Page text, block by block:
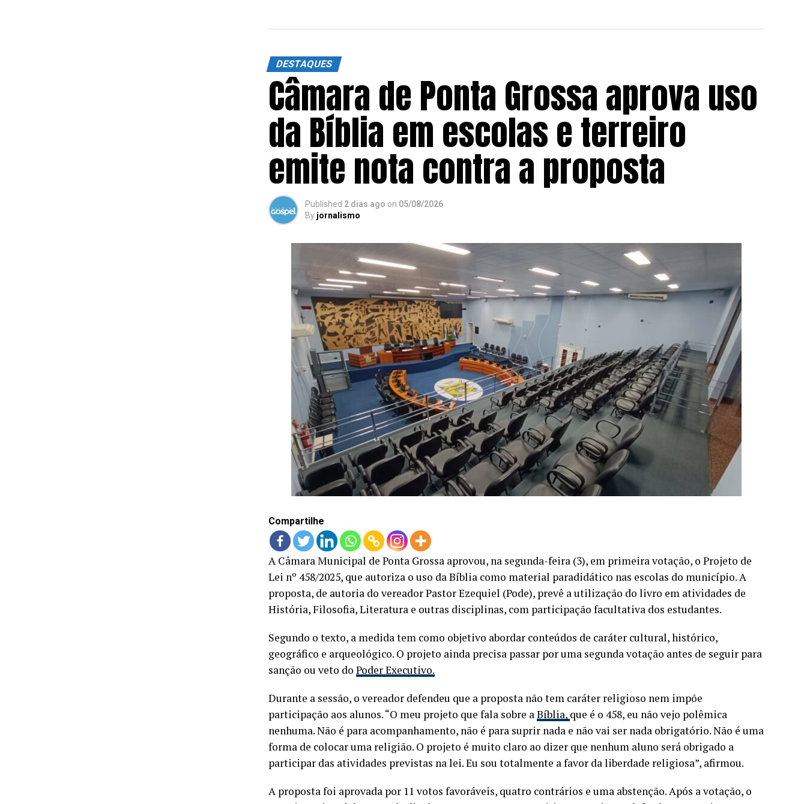
DESTAQUES
Câmara de Ponta Grossa aprova uso
da Bíblia em escolas e terreiro
emite nota contra a proposta
Published 2 dias ago on 05/08/2026
By jornalismo
Compartilhe
A Câmara Municipal de Ponta Grossa aprovou, na segunda-feira (3), em primeira votação, o Projeto de
Lei nº 458/2025, que autoriza o uso da Bíblia como material paradidático nas escolas do município. A
proposta, de autoria do vereador Pastor Ezequiel (Pode), prevê a utilização do livro em atividades de
História, Filosofia, Literatura e outras disciplinas, com participação facultativa dos estudantes.
Segundo o texto, a medida tem como objetivo abordar conteúdos de caráter cultural, histórico,
geográfico e arqueológico. O projeto ainda precisa passar por uma segunda votação antes de seguir para
sanção ou veto do Poder Executivo.
Durante a sessão, o vereador defendeu que a proposta não tem caráter religioso nem impõe
participação aos alunos. “O meu projeto que fala sobre aBíblia, que é o 458, eu não vejo polêmica
nenhuma. Não é para acompanhamento, não é para suprir nada e não vai ser nada obrigatório. Não é uma
forma de colocar uma religião. O projeto é muito claro ao dizer que nenhum aluno será obrigado a
participar das atividades previstas na lei. Eu sou totalmente a favor da liberdade religiosa”, afirmou.
A proposta foi aprovada por 11 votos favoráveis, quatro contrários e uma abstenção. Após a votação, o